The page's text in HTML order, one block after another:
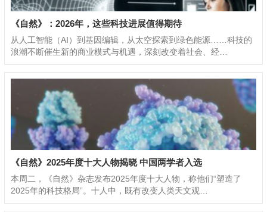
《自然》：2026年，这些科技进展值得期待
从人工智能（AI）到基因编辑，从太空探索到绿色能源……科技的
浪潮不断催生新的商业模式与机遇，深刻改变着社会、经…
《自然》2025年度十大人物揭晓 中国两学者入选
本周二，《自然》杂志发布2025年度十大人物，称他们“塑造了
2025年的科技格局”。十人中，既有改变人类天文观…